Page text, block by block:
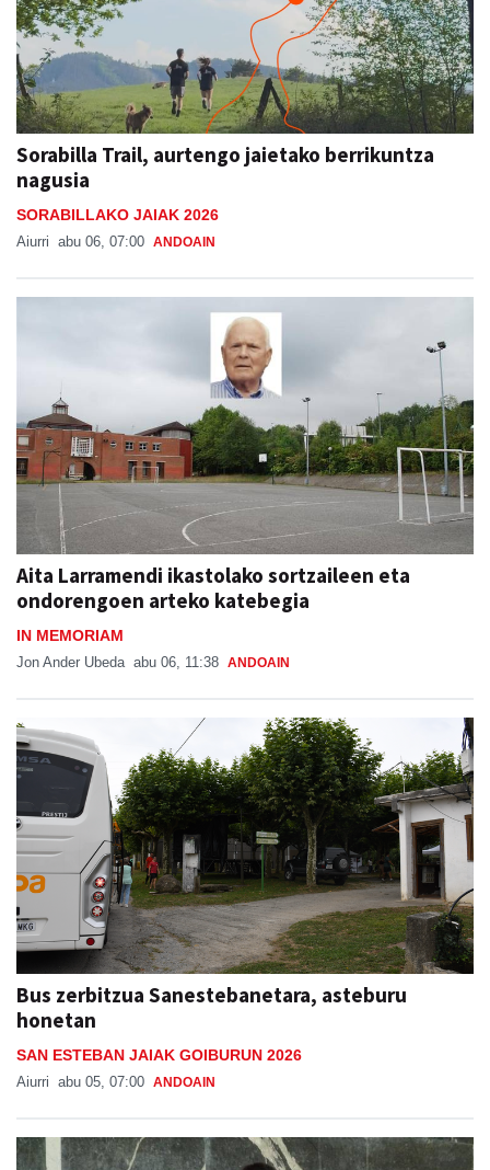
Sorabilla Trail, aurtengo jaietako berrikuntza
nagusia
SORABILLAKO JAIAK 2026
Aiurri abu 06, 07:00 ANDOAIN
Aita Larramendi ikastolako sortzaileen eta
ondorengoen arteko katebegia
IN MEMORIAM
Jon Ander Ubeda abu 06, 11:38 ANDOAIN
Bus zerbitzua Sanestebanetara, asteburu
honetan
SAN ESTEBAN JAIAK GOIBURUN 2026
Aiurri abu 05, 07:00 ANDOAIN